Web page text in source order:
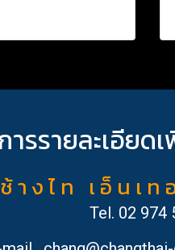
รรายละเอียด
า ง ไ ท เ อ็ น เ ท
Tel. 02 974